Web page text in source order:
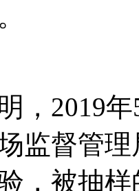
，2019
监督管
，被抽